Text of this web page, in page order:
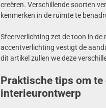
creëren. Verschillende soorten
kenmerken in de ruimte te
Sfeerverlichting zet de toon in
accentverlichting vestigt de
dit artikel zullen we deze
Praktische tips om
interieurontwerp